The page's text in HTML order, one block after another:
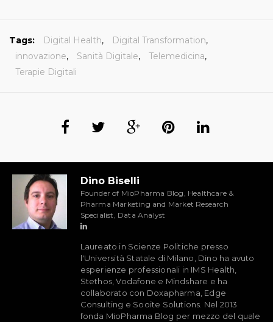
Tags: Digital Health, Digital Transformation,
innovazione, Sanità Digitale, Telemedicina,
Terapie Digitali
Dino Biselli
Founder of MioPharma Blog, Healthcare &
Pharma Marketing and Market Research
Specialist, Data Analyst
Laureato in Scienze Politiche presso
l'Università Statale di Milano, Dino ha avuto
esperienze professionali in IMS Health,
Stethos, Vodafone e Mindshare e ha
collaborato con Doxapharma, Edge
Consulting e Sooite Solutions. Nel 2013
fonda MioPharma Blog per mezzo del quale